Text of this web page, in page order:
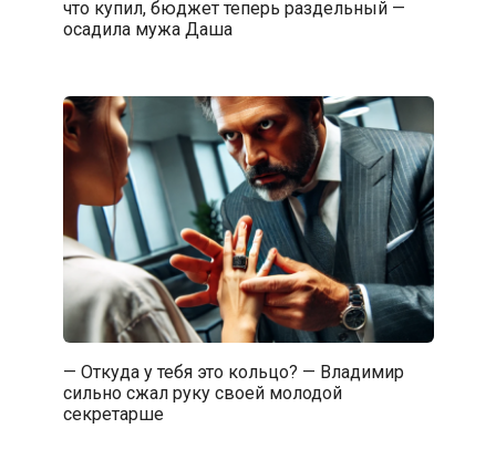
что купил, бюджет теперь раздельный —
осадила мужа Даша
— Откуда у тебя это кольцо? — Владимир
сильно сжал руку своей молодой
секретарше